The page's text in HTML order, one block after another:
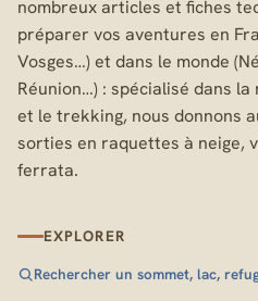
nombreux articles et fiches
préparer vos aventures en
Vosges…) et dans le monde
Réunion…) : spécialisé dans
et le trekking, nous donnons
sorties en raquettes à neige,
ferrata.
EXPLORER
Rechercher un sommet, lac,